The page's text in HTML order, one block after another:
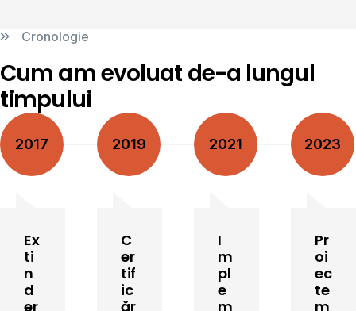
Cronologie
Cum am evoluat de-a lungul
timpului
2017
Ex
ti
n
d
er
2019
C
er
tif
ic
ăr
2021
I
m
pl
e
m
2023
Pr
oi
ec
te
m